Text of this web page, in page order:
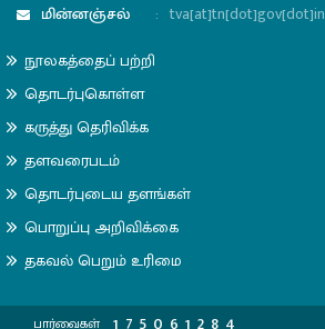
மின்னஞ்சல்
: tva[at]tn[dot]gov[dot]in
நூலகத்தைப் பற்றி
தொடர்புகொள்ள
கருத்து தெரிவிக்க
தளவரைபடம்
தொடர்புடைய தளங்கள்
பொறுப்பு அறிவிக்கை
தகவல் பெறும் உரிமை
பார்வைகள்